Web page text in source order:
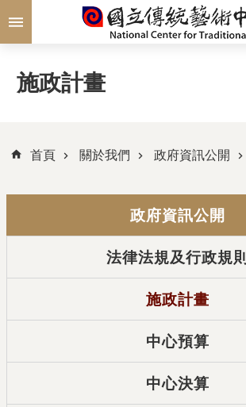
跳到主要內容區塊
施政計畫
首頁 關於我們 政府資訊公開
政府資訊公開
法律法規及行政規則
施政計畫
中心預算
中心決算